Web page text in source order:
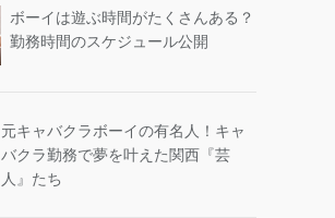
ボーイは遊ぶ時間がたくさんある？
勤務時間のスケジュール公開
元キャバクラボーイの有名人！キャ
バクラ勤務で夢を叶えた関西『芸
人』たち